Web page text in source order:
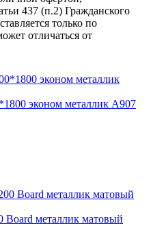
437 (п.2) Гражданского
только по
отличаться от
эконом металлик А907
Board металлик матовый